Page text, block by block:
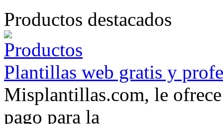
Productos destacados
Plantillas web gratis y
Misplantillas.com, le
pago para la